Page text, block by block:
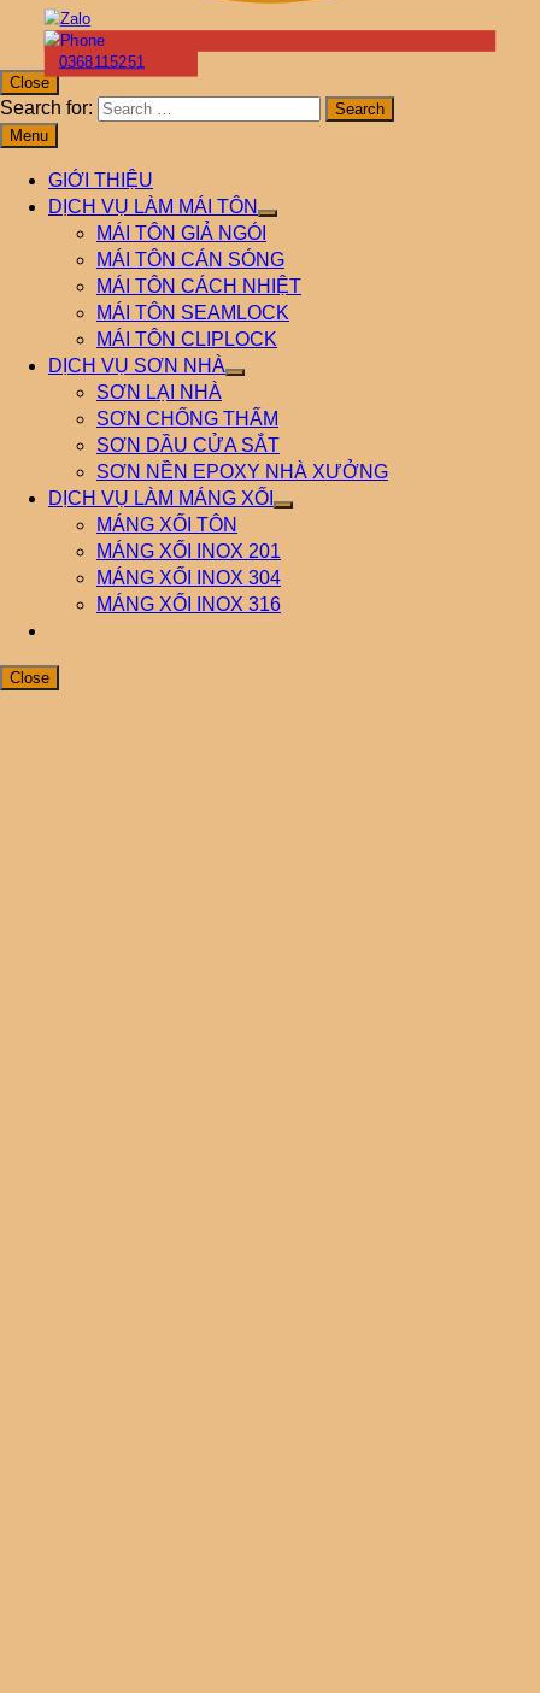
0368115251
Close
Search for:
Menu
GIỚI THIỆU
DỊCH VỤ LÀM MÁI TÔN
MÁI TÔN GIẢ NGÓI
MÁI TÔN CÁN SÓNG
MÁI TÔN CÁCH NHIỆT
MÁI TÔN SEAMLOCK
MÁI TÔN CLIPLOCK
DỊCH VỤ SƠN NHÀ
SƠN LẠI NHÀ
SƠN CHỐNG THẤM
SƠN DẦU CỬA SẮT
SƠN NỀN EPOXY NHÀ XƯỞNG
DỊCH VỤ LÀM MÁNG XỐI
MÁNG XỐI TÔN
MÁNG XỐI INOX 201
MÁNG XỐI INOX 304
MÁNG XỐI INOX 316
Close